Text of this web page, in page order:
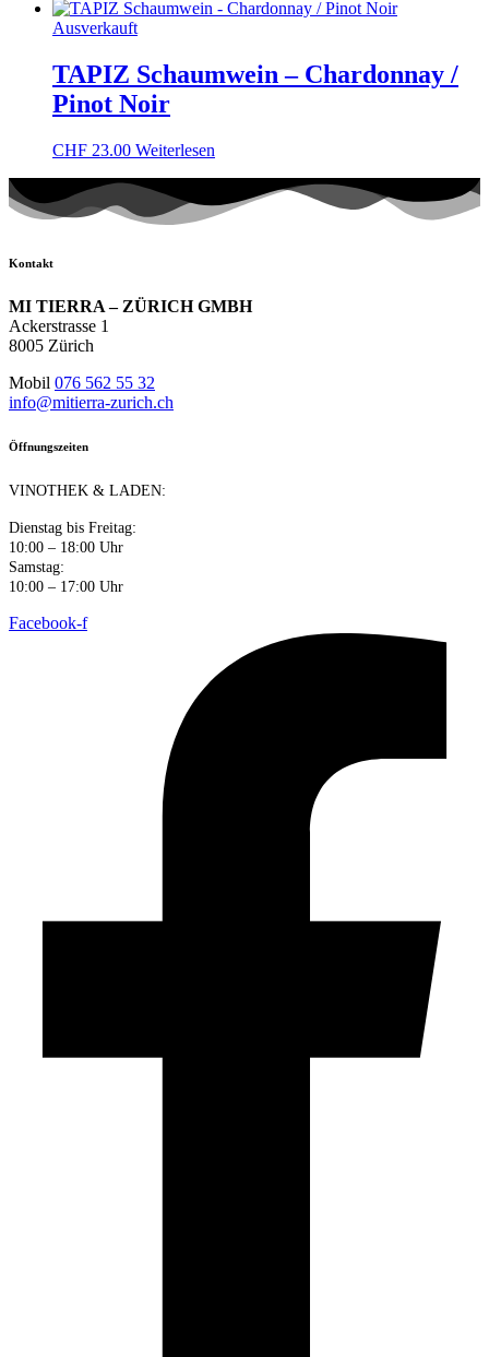
Ausverkauft
TAPIZ Schaumwein – Chardonnay /
Pinot Noir
CHF 23.00 Weiterlesen
Kontakt
MI TIERRA – ZÜRICH GMBH
Ackerstrasse 1
8005 Zürich
Mobil 076 562 55 32
info@mitierra-zurich.ch
Öffnungszeiten
VINOTHEK & LADEN:
Dienstag bis Freitag:
10:00 – 18:00 Uhr
Samstag:
10:00 – 17:00 Uhr
Facebook-f